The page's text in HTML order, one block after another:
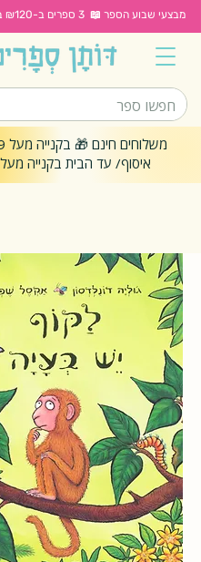
מבצעי שבוע הספר 📖 3 ספרים ב-₪120 בלבד!
איסוף/ עד הבית בקנייה מעל ₪299